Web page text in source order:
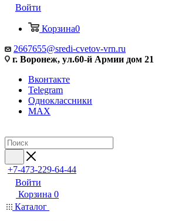
Войти
Корзина0
2667655@sredi-cvetov-vrn.ru
г. Воронеж, ул.60-й Армии дом 21
Вконтакте
Telegram
Одноклассники
MAX
+7-473-229-64-44
Войти
Корзина 0
Каталог